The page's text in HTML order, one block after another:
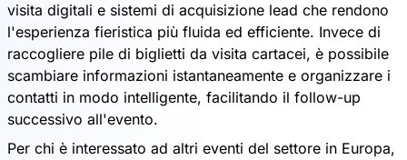
visita digitali e sistemi di acquisizione lead che rendono
l'esperienza fieristica più fluida ed efficiente. Invece di
raccogliere pile di biglietti da visita cartacei, è possibile
scambiare informazioni istantaneamente e organizzare i
contatti in modo intelligente, facilitando il follow-up
successivo all'evento.
Per chi è interessato ad altri eventi del settore in Europa,